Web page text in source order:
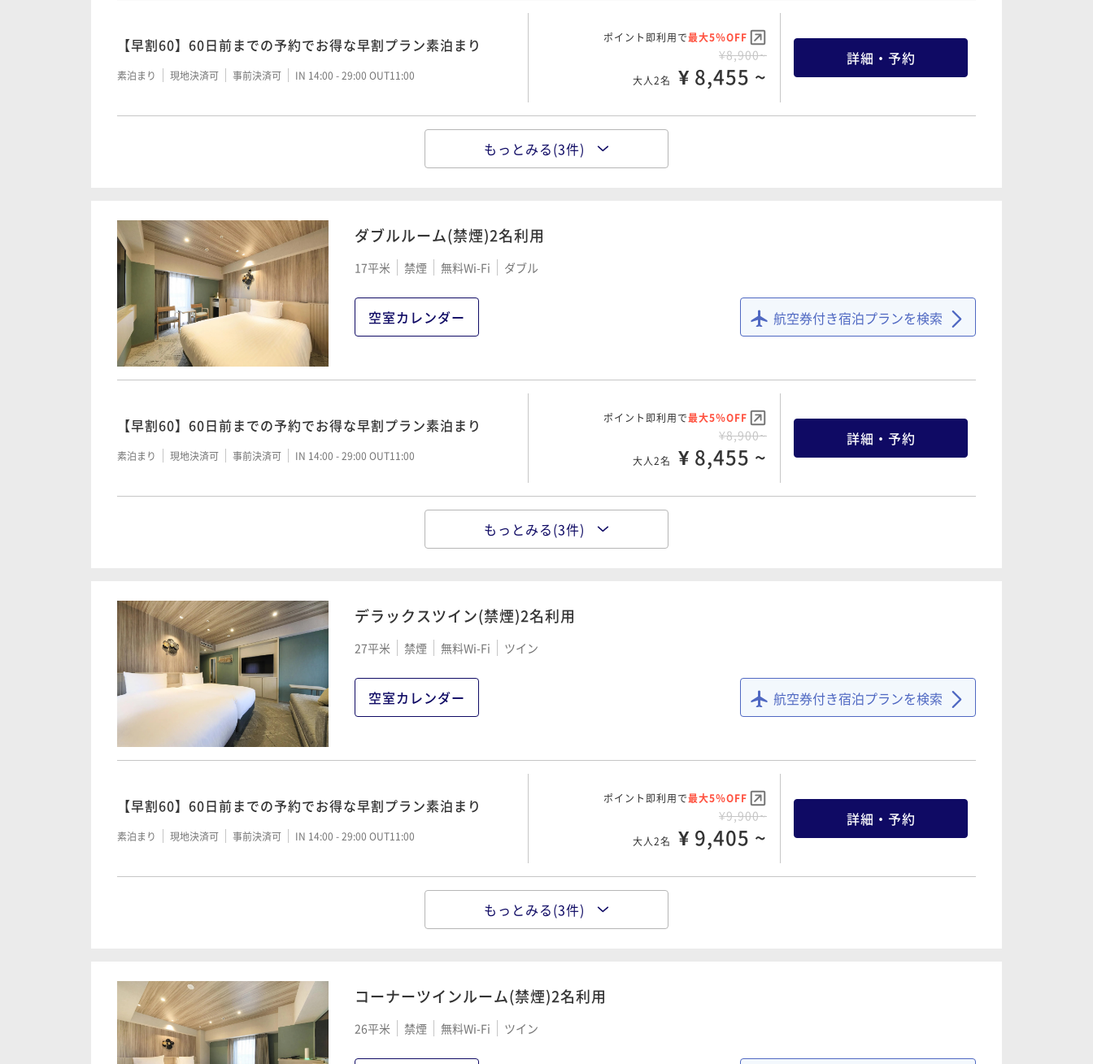
【早割60】60日前までの予約でお得な早割プラン素泊まり
素泊まり 現地決済可 事前決済可 IN 14:00 - 29:00 OUT11:00
ポイント即利用で最大5％OFF
¥8,900~
大人2名 ¥ 8,455 ~
詳細・予約
ポイント即利用で
割引プラン【早割60】60日前までの予約でお得な早割プラン朝
朝食付き 現地決済可 事前決済可 IN 14:00 - 29:00 OUT11:00 ¥ 13,395 ~
朝食付き 現地決済可 事前決済可 IN 14:00 - 29:00 OUT11:00 ¥ 13,965 ~
もっとみる(3件)
ダブルルーム(禁煙)2名利用
17平米 禁煙 無料Wi-Fi ダブル
空室カレンダー 航空券付き宿泊プランを検索
【早割60】60日前までの予約でお得な早割プラン素泊まり
素泊まり 現地決済可 事前決済可 IN 14:00 - 29:00 OUT11:00
ポイント即利用で最大5％OFF
¥8,900~
大人2名 ¥ 8,455 ~
詳細・予約
ポイント即利用で
割引プラン【早割60】60日前までの予約でお得な早割プラン朝
食付
朝食付き 事前決済可 IN 14:00 - 29:00 OUT11:00 ¥ 13,395 ~
朝食付き 現地決済可 事前決済可 IN 14:00 - 29:00 OUT11:00 ¥ 13,965 ~
もっとみる(3件)
デラックスツイン(禁煙)2名利用
27平米 禁煙 無料Wi-Fi ツイン
空室カレンダー 航空券付き宿泊プランを検索
【早割60】60日前までの予約でお得な早割プラン素泊まり
素泊まり 現地決済可 事前決済可 IN 14:00 - 29:00 OUT11:00
ポイント即利用で最大5％OFF
¥9,900~
大人2名 ¥ 9,405 ~
詳細・予約
ポイント即利用で
割引プラン【早割60】60日前までの予約でお得な早割プラン朝
食付
もっとみる(3件)
コーナーツインルーム(禁煙)2名利用
26平米 禁煙 無料Wi-Fi ツイン